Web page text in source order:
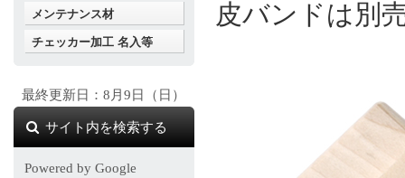
皮バンドは別
メンテナンス材
チェッカー加工 名入等
最終更新日：8月9日（日）
サイト内を検索する
Powered by Google